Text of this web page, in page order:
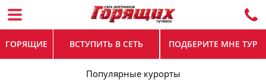
ГОРЯЩИЕ ВСТУПИТЬ В СЕТЬ ПОДБЕРИТЕ МНЕ ТУР
Популярные курорты